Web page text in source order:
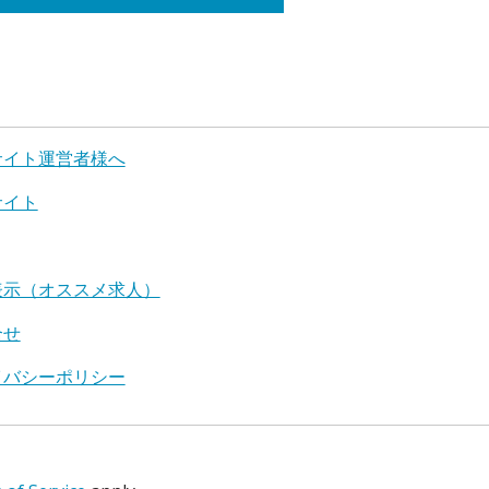
ト運営者様へ
ト
（オススメ求人）
シーポリシー